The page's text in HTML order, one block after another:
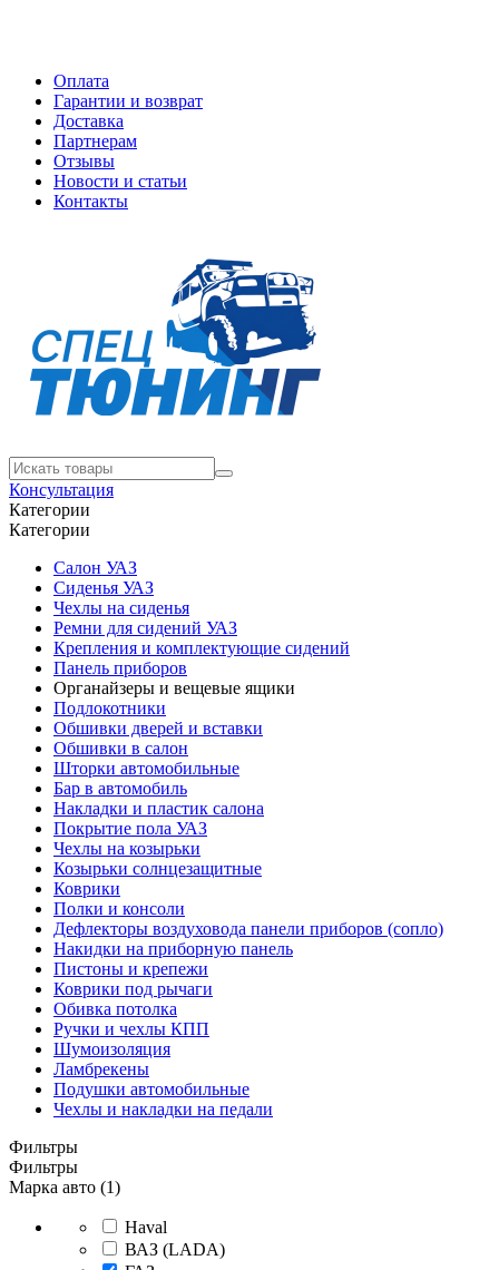
Оплата
Гарантии и возврат
Доставка
Партнерам
Отзывы
Новости и статьи
Контакты
Консультация
Категории
Категории
Салон УАЗ
Сиденья УАЗ
Чехлы на сиденья
Ремни для сидений УАЗ
Крепления и комплектующие сидений
Панель приборов
Органайзеры и вещевые ящики
Подлокотники
Обшивки дверей и вставки
Обшивки в салон
Шторки автомобильные
Бар в автомобиль
Накладки и пластик салона
Покрытие пола УАЗ
Чехлы на козырьки
Козырьки солнцезащитные
Коврики
Полки и консоли
Дефлекторы воздуховода панели приборов (сопло)
Накидки на приборную панель
Пистоны и крепежи
Коврики под рычаги
Обивка потолка
Ручки и чехлы КПП
Шумоизоляция
Ламбрекены
Подушки автомобильные
Чехлы и накладки на педали
Фильтры
Фильтры
Марка авто (1)
Haval
ВАЗ (LADA)